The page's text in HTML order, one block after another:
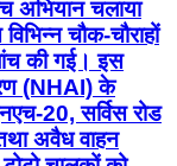
अभियान चलाया
चौक-चौराहों
की गई। इस
(NHAI) के
20, सर्विस रोड
अवैध वाहन